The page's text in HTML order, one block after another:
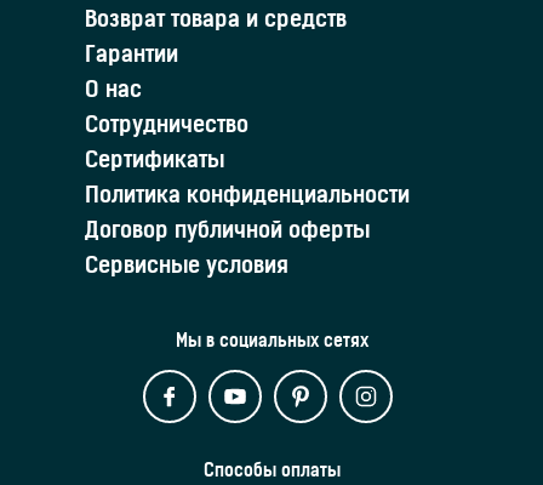
Возврат товара и средств
Гарантии
О нас
Сотрудничество
Сертификаты
Политика конфиденциальности
Договор публичной оферты
Сервисные условия
Мы в социальных сетях
Способы оплаты